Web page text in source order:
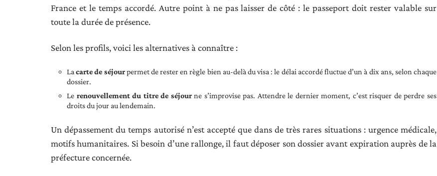
France et le temps accordé. Autre point à ne pas laisser de côté : le passeport doit rester valable sur
toute la durée de présence.
Selon les profils, voici les alternatives à connaître :
Lacarte de séjourpermet de rester en règle bien au-delà du visa : le délai accordé fluctue d’un à dix ans, selon chaque
dossier.
Le renouvellement du titre de séjourne s’improvise pas. Attendre le dernier moment, c’est risquer de perdre ses
droits du jour au lendemain.
Un dépassement du temps autorisé n’est accepté que dans de très rares situations : urgence médicale,
motifs humanitaires. Si besoin d’une rallonge, il faut déposer son dossier avant expiration auprès de la
préfecture concernée.